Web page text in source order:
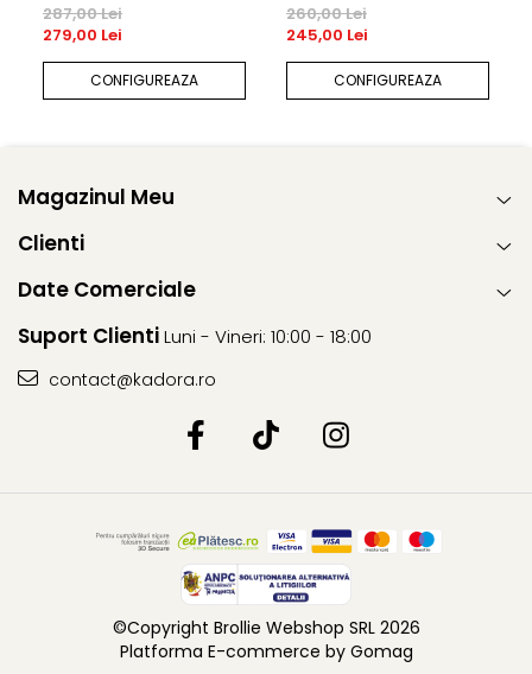
287,00 Lei
279,00 Lei
CONFIGUREAZA
260,00 Lei
245,00 Lei
CONFIGUREAZA
Magazinul Meu
Clienti
Date Comerciale
Suport ClientiLuni - Vineri: 10:00 - 18:00
contact@kadora.ro
©Copyright Brollie Webshop SRL 2026
Platforma E-commerce by Gomag